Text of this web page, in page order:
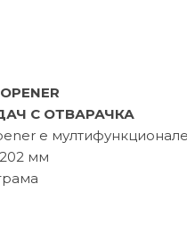
С ОТВАРАЧКА
е
мм